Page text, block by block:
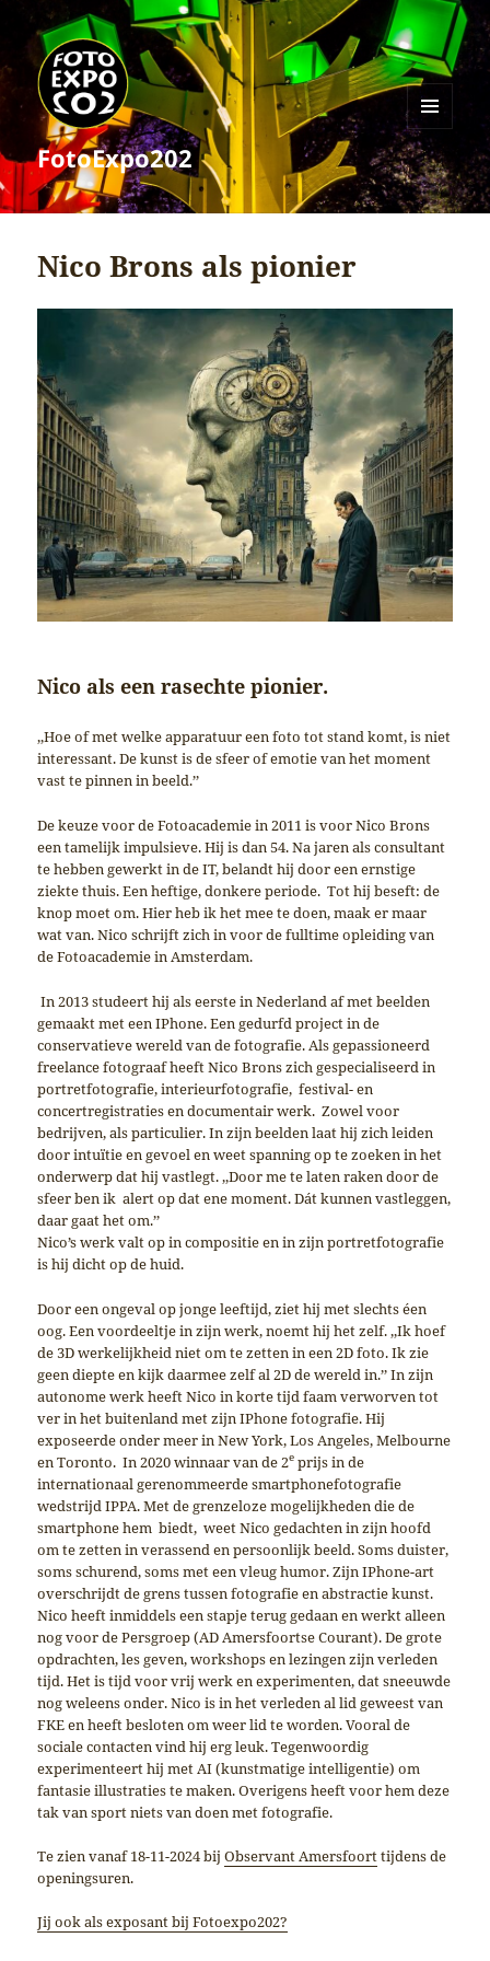
FotoExpo202
MENU
EN
WIDGETS
Nico Brons als pionier
Nico als een rasechte pionier.
,,Hoe of met welke apparatuur een foto tot stand komt, is niet
interessant. De kunst is de sfeer of emotie van het moment
vast te pinnen in beeld.’’
De keuze voor de Fotoacademie in 2011 is voor Nico Brons
een tamelijk impulsieve. Hij is dan 54. Na jaren als consultant
te hebben gewerkt in de IT, belandt hij door een ernstige
ziekte thuis. Een heftige, donkere periode. Tot hij beseft: de
knop moet om. Hier heb ik het mee te doen, maak er maar
wat van. Nico schrijft zich in voor de fulltime opleiding van
de Fotoacademie in Amsterdam.
In 2013 studeert hij als eerste in Nederland af met beelden
gemaakt met een IPhone. Een gedurfd project in de
conservatieve wereld van de fotografie. Als gepassioneerd
freelance fotograaf heeft Nico Brons zich gespecialiseerd in
portretfotografie, interieurfotografie, festival- en
concertregistraties en documentair werk. Zowel voor
bedrijven, als particulier. In zijn beelden laat hij zich leiden
door intuïtie en gevoel en weet spanning op te zoeken in het
onderwerp dat hij vastlegt. ,,Door me te laten raken door de
sfeer ben ik alert op dat ene moment. Dát kunnen vastleggen,
daar gaat het om.’’
Nico’s werk valt op in compositie en in zijn portretfotografie
is hij dicht op de huid.
Door een ongeval op jonge leeftijd, ziet hij met slechts éen
oog. Een voordeeltje in zijn werk, noemt hij het zelf. ,,Ik hoef
de 3D werkelijkheid niet om te zetten in een 2D foto. Ik zie
geen diepte en kijk daarmee zelf al 2D de wereld in.’’ In zijn
autonome werk heeft Nico in korte tijd faam verworven tot
ver in het buitenland met zijn IPhone fotografie. Hij
exposeerde onder meer in New York, Los Angeles, Melbourne
en Toronto. In 2020 winnaar van de 2e prijs in de
internationaal gerenommeerde smartphonefotografie
wedstrijd IPPA. Met de grenzeloze mogelijkheden die de
smartphone hem biedt, weet Nico gedachten in zijn hoofd
om te zetten in verassend en persoonlijk beeld. Soms duister,
soms schurend, soms met een vleug humor. Zijn IPhone-art
overschrijdt de grens tussen fotografie en abstractie kunst.
Nico heeft inmiddels een stapje terug gedaan en werkt alleen
nog voor de Persgroep (AD Amersfoortse Courant). De grote
opdrachten, les geven, workshops en lezingen zijn verleden
tijd. Het is tijd voor vrij werk en experimenten, dat sneeuwde
nog weleens onder. Nico is in het verleden al lid geweest van
FKE en heeft besloten om weer lid te worden. Vooral de
sociale contacten vind hij erg leuk. Tegenwoordig
experimenteert hij met AI (kunstmatige intelligentie) om
fantasie illustraties te maken. Overigens heeft voor hem deze
tak van sport niets van doen met fotografie.
Te zien vanaf 18-11-2024 bijObservant Amersfoorttijdens de
openingsuren.
Jij ook als exposant bij Fotoexpo202?